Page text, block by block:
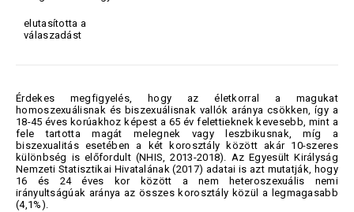
elutasította a
válaszadást
Érdekes megfigyelés, hogy az életkorral a magukat
homoszexuálisnak és biszexuálisnak vallók aránya csökken, így a
18-45 éves korúakhoz képest a 65 év felettieknek kevesebb, mint a
fele tartotta magát melegnek vagy leszbikusnak, míg a
biszexualitás esetében a két korosztály között akár 10-szeres
különbség is előfordult (NHIS, 2013-2018). Az Egyesült Királyság
Nemzeti Statisztikai Hivatalának (2017) adatai is azt mutatják, hogy
16 és 24 éves kor között a nem heteroszexuális nemi
irányultságúak aránya az összes korosztály közül a legmagasabb
(4,1%).